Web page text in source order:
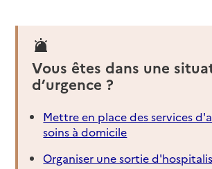
Vous êtes dans une
d’urgence ?
Mettre en place des services
soins à domicile
Organiser une sortie